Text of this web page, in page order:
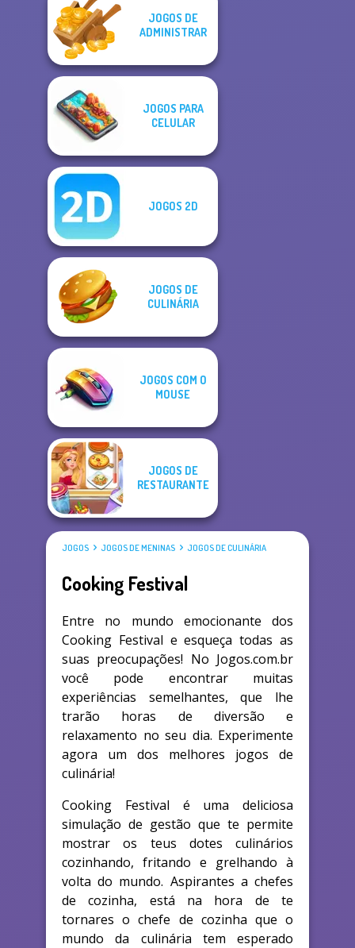
JOGOS DE
ADMINISTRAR
JOGOS PARA
CELULAR
JOGOS 2D
JOGOS DE
CULINÁRIA
JOGOS COM O
MOUSE
JOGOS DE
RESTAURANTE
JOGOS JOGOS DE MENINAS JOGOS DE CULINÁRIA
Cooking Festival
Entre no mundo emocionante dos
Cooking Festival e esqueça todas as
suas preocupações! No Jogos.com.br
você pode encontrar muitas
experiências semelhantes, que lhe
trarão horas de diversão e
relaxamento no seu dia. Experimente
agora um dos melhores jogos de
culinária!
Cooking Festival é uma deliciosa
simulação de gestão que te permite
mostrar os teus dotes culinários
cozinhando, fritando e grelhando à
volta do mundo. Aspirantes a chefes
de cozinha, está na hora de te
tornares o chefe de cozinha que o
mundo da culinária tem esperado